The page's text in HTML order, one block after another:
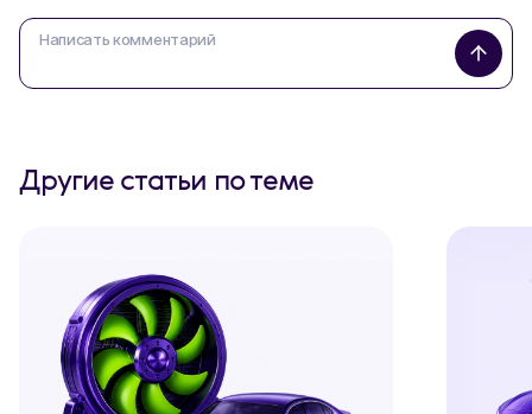
Другие статьи по теме